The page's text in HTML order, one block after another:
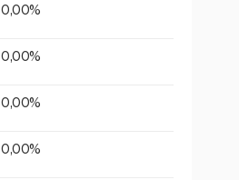
0,00%
0,00%
0,00%
0,00%